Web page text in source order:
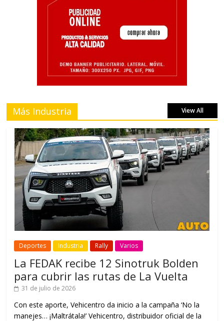
Más Industria View All
Deportes Industria Rally Varios
La FEDAK recibe 12 Sinotruk Bolden
para cubrir las rutas de La Vuelta
31 de julio de 2026
Con este aporte, Vehicentro da inicio a la campaña ‘No la
manejes… ¡Maltrátala!’ Vehicentro, distribuidor oficial de la